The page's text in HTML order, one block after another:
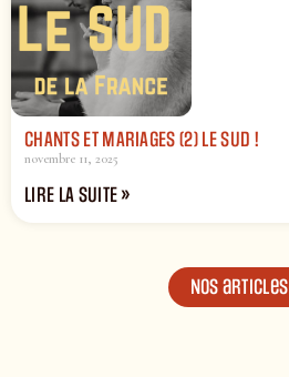
CHANTS ET MARIAGES (2) LE SUD !
novembre 11, 2025
LIRE LA SUITE »
Nos articles